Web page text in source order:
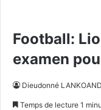
Football:
examen
Dieudonné
Temps de lecture 1